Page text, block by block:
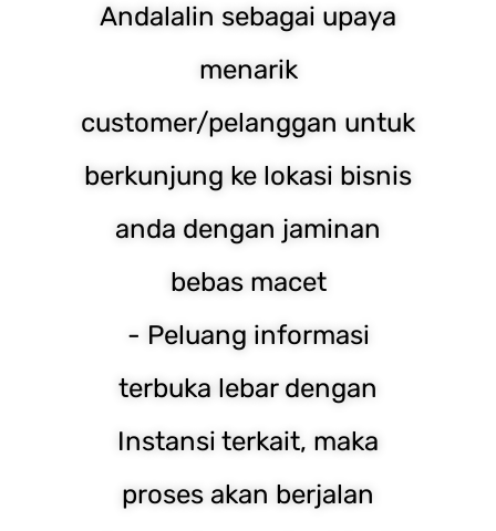
Andalalin sebagai upaya
menarik
customer/pelanggan untuk
berkunjung ke lokasi bisnis
anda dengan jaminan
bebas macet
- Peluang informasi
terbuka lebar dengan
Instansi terkait, maka
proses akan berjalan